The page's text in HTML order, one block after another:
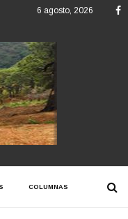
6 agosto, 2026
COLUMNAS